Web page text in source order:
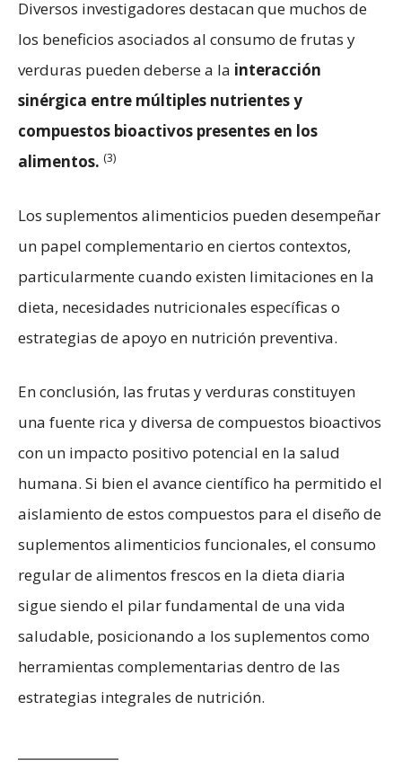
Diversos investigadores destacan que muchos de
los beneficios asociados al consumo de frutas y
verduras pueden deberse a la interacción
sinérgica entre múltiples nutrientes y
compuestos bioactivos presentes en los
alimentos. (3)
Los suplementos alimenticios pueden desempeñar
un papel complementario en ciertos contextos,
particularmente cuando existen limitaciones en la
dieta, necesidades nutricionales específicas o
estrategias de apoyo en nutrición preventiva.
En conclusión, las frutas y verduras constituyen
una fuente rica y diversa de compuestos bioactivos
con un impacto positivo potencial en la salud
humana. Si bien el avance científico ha permitido el
aislamiento de estos compuestos para el diseño de
suplementos alimenticios funcionales, el consumo
regular de alimentos frescos en la dieta diaria
sigue siendo el pilar fundamental de una vida
saludable, posicionando a los suplementos como
herramientas complementarias dentro de las
estrategias integrales de nutrición.